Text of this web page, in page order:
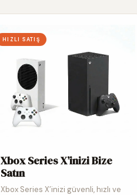
HIZLI SATIŞ
Xbox Series X’inizi Bize
Satın
Xbox Series X’inizi güvenli, hızlı ve